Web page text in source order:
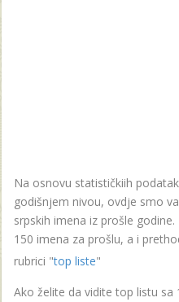
Na osnovu statističkiih
godišnjem nivou, ovdje smo
srpskih imena iz prošle
150 imena za prošlu, a i
rubrici "top liste"
Ako želite da vidite top listu sa